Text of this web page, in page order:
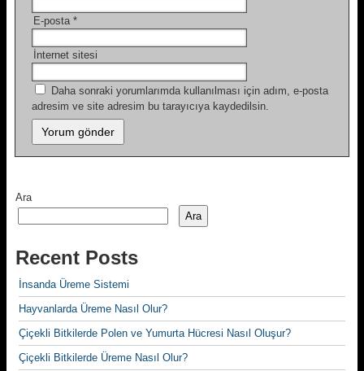
E-posta *
İnternet sitesi
Daha sonraki yorumlarımda kullanılması için adım, e-posta
adresim ve site adresim bu tarayıcıya kaydedilsin.
Ara
Ara
Recent Posts
İnsanda Üreme Sistemi
Hayvanlarda Üreme Nasıl Olur?
Çiçekli Bitkilerde Polen ve Yumurta Hücresi Nasıl Oluşur?
Çiçekli Bitkilerde Üreme Nasıl Olur?